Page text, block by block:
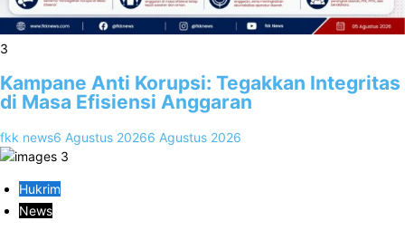
3
Kampane Anti Korupsi: Tegakkan Integritas
di Masa Efisiensi Anggaran
fkk news6 Agustus 20266 Agustus 2026
Hukrim
News